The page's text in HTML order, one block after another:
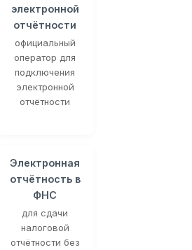
электронной
отчётности
официальный
оператор для
подключения
электронной
отчётности
Электронная
отчётность в
ФНС
для сдачи
налоговой
отчётности без